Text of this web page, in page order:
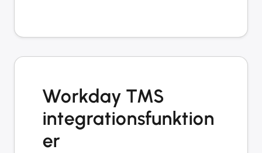
Workday TMS
integrationsfunktion
er